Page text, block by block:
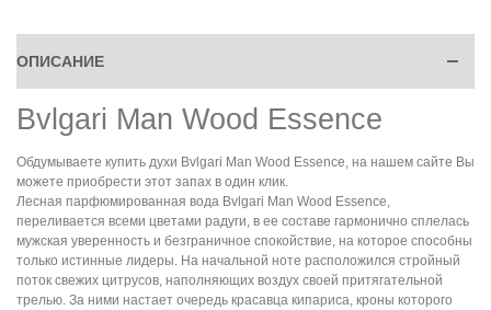
ОПИСАНИЕ
Bvlgari Man Wood Essence
Обдумываете купить духи Bvlgari Man Wood Essence, на нашем сайте Вы
можете приобрести этот запах в один клик.
Лесная парфюмированная вода Bvlgari Man Wood Essence,
переливается всеми цветами радуги, в ее составе гармонично сплелась
мужская уверенность и безграничное спокойствие, на которое способны
только истинные лидеры. На начальной ноте расположился стройный
поток свежих цитрусов, наполняющих воздух своей притягательной
трелью. За ними настает очередь красавца кипариса, кроны которого